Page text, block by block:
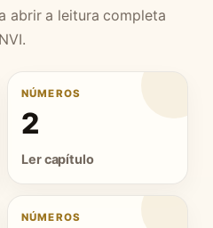
abrir a leitura completa
NÚMEROS
2
Ler capítulo
NÚMEROS